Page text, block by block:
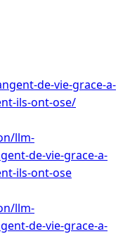
de-vie-grace-a-
ils-ont-ose/
llm-
de-vie-grace-a-
ils-ont-ose
llm-
de-vie-grace-a-